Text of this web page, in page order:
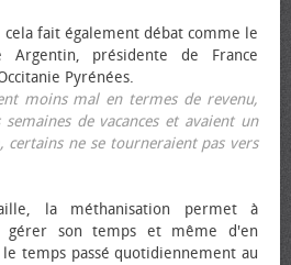
fait également débat comme le
Argentin, présidente de France
Pyrénées.
moins mal en termes de revenu,
de vacances et avaient un
certains ne se tourneraient pas vers
la méthanisation permet à
gérer son temps et même d'en
temps passé quotidiennement au